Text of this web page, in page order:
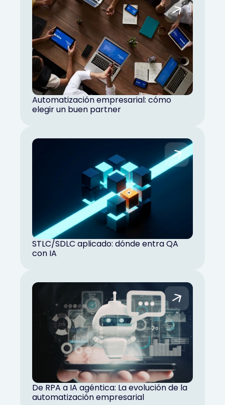
Automatización empresarial: cómo
elegir un buen partner
STLC/SDLC aplicado: dónde entra QA
con IA
De RPA a IA agéntica: La evolución de la
automatización empresarial